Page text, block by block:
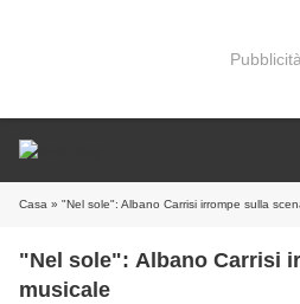
Pubblicità
Casa » "Nel sole": Albano Carrisi irrompe sulla
"Nel sole": Albano Carrisi
musicale